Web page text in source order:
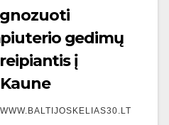
gedimų
į
WWW.BALTIJOSKELIAS30.LT